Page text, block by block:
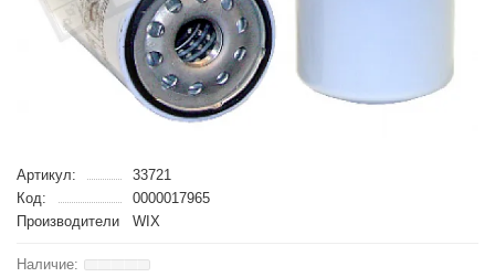
Артикул:
33721
Код:
0000017965
Производители
WIX